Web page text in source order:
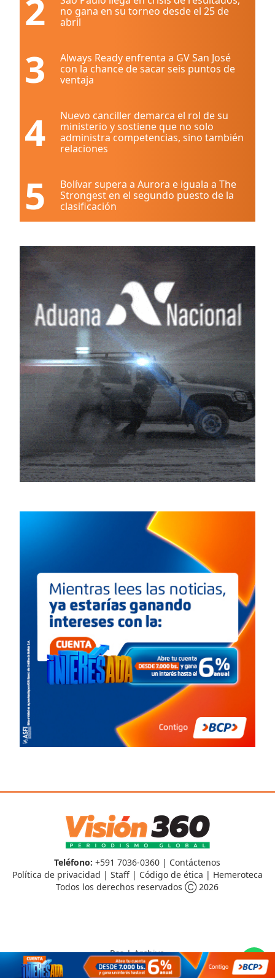
2
no gana en su torneo desde el 25 de
abril
3
Always Ready enfrenta a GV San José
con la chance de sacar seis puntos de
ventaja
4
Nuevo canciller demarca el rol de su
ministerio y sostiene que no solo
administra competencias, sino también
relaciones
5
Bolívar supera a Aurora e iguala a The
Strongest en el segundo puesto de la
clasificación
Teléfono: +591 7036-0360 | Contáctenos
Política de privacidad | Staff| Código de ética | Hemeroteca
Todos los derechos reservados Ⓒ 2026
Rss|Archivo
CMS para mediosbyTroop